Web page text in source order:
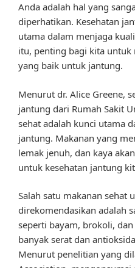
Anda adalah hal yang
diperhatikan. Kesehatan
utama dalam menjaga
itu, penting bagi kita untuk
yang baik untuk jantung.
Menurut dr. Alice Greene,
jantung dari Rumah Sakit
sehat adalah kunci utama
jantung. Makanan yang
lemak jenuh, dan kaya
untuk kesehatan jantung
Salah satu makanan sehat
direkomendasikan adalah
seperti bayam, brokoli,
banyak serat dan
Menurut penelitian yang